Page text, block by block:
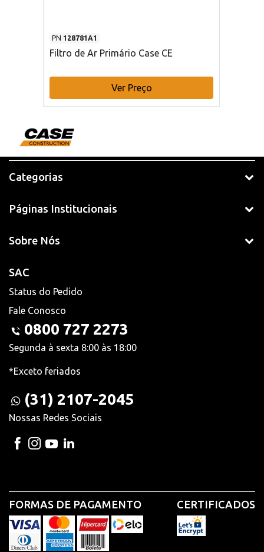
PN 128781A1
Filtro de Ar Primário Case CE
Ver Preço
Categorias
Páginas Institucionais
Sobre Nós
SAC
Status do Pedido
Fale Conosco
0800 727 2273
Segunda à sexta 8:00 às 18:00
*Exceto feriados
(31) 2107-2045
Nossas Redes Sociais
FORMAS DE PAGAMENTO CERTIFICADOS